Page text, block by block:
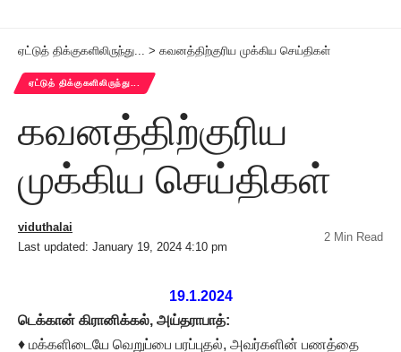
ஏட்டுத் திக்குகளிலிருந்து... > கவனத்திற்குரிய முக்கிய செய்திகள்
ஏட்டுத் திக்குகளிலிருந்து...
கவனத்திற்குரிய
முக்கிய செய்திகள்
Last updated: January 19, 2024 4:10 pm
viduthalai
2 Min Read
19.1.2024
டெக்கான் கிரானிக்கல், அய்தராபாத்:
♦ மக்களிடையே வெறுப்பை பரப்புதல், அவர்களின் பணத்தை